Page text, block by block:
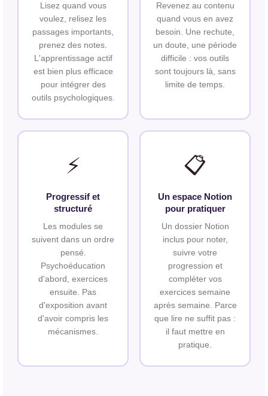
Lisez quand vous
voulez, relisez les
passages importants,
prenez des notes.
L'apprentissage actif
est bien plus efficace
pour intégrer des
outils psychologiques.
Revenez au contenu
quand vous en avez
besoin. Une rechute,
un doute, une période
difficile : vos outils
sont toujours là, sans
limite de temps.
⚡
Progressif et
structuré
Les modules se
suivent dans un ordre
pensé.
Psychoéducation
d'abord, exercices
ensuite. Pas
d'exposition avant
d'avoir compris les
mécanismes.
📋
Un espace Notion
pour pratiquer
Un dossier Notion
inclus pour noter,
suivre votre
progression et
compléter vos
exercices semaine
après semaine. Parce
que lire ne suffit pas :
il faut mettre en
pratique.